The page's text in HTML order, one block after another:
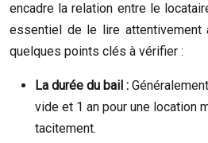
encadre la relation entre le
essentiel de le lire attentivement
quelques points clés à vérifier :
La durée du bail :
vide et 1 an pour une location
tacitement.